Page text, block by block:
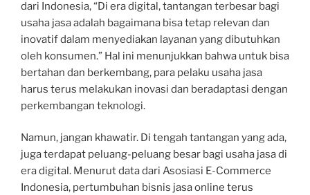
dari Indonesia, “Di era digital, tantangan terbesar bagi
usaha jasa adalah bagaimana bisa tetap relevan dan
inovatif dalam menyediakan layanan yang dibutuhkan
oleh konsumen.” Hal ini menunjukkan bahwa untuk bisa
bertahan dan berkembang, para pelaku usaha jasa
harus terus melakukan inovasi dan beradaptasi dengan
perkembangan teknologi.
Namun, jangan khawatir. Di tengah tantangan yang ada,
juga terdapat peluang-peluang besar bagi usaha jasa di
era digital. Menurut data dari Asosiasi E-Commerce
Indonesia, pertumbuhan bisnis jasa online terus